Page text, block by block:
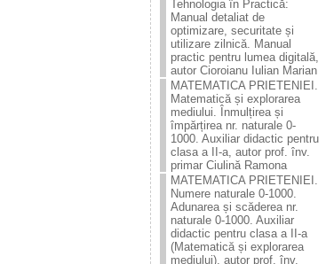
Tehnologia în Practică:
Manual detaliat de
optimizare, securitate și
utilizare zilnică. Manual
practic pentru lumea digitală,
autor Cioroianu Iulian Marian
MATEMATICA PRIETENIEI.
Matematică și explorarea
mediului. Înmulțirea și
împărțirea nr. naturale 0-
1000. Auxiliar didactic pentru
clasa a II-a, autor prof. înv.
primar Ciulină Ramona
MATEMATICA PRIETENIEI.
Numere naturale 0-1000.
Adunarea și scăderea nr.
naturale 0-1000. Auxiliar
didactic pentru clasa a II-a
(Matematică și explorarea
mediului), autor prof. înv.